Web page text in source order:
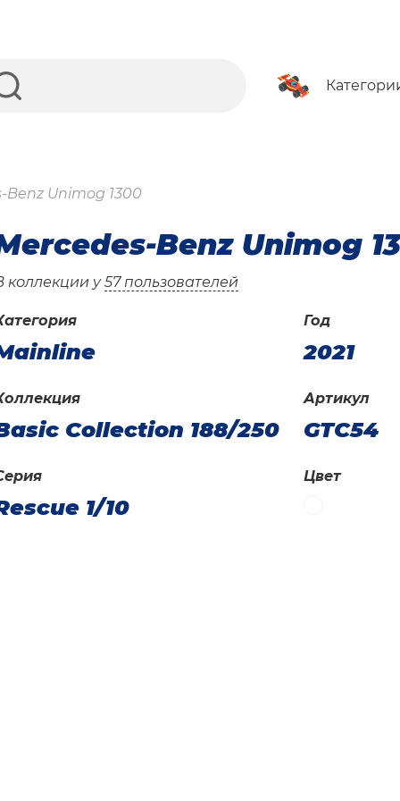
Benz Unimog 1300
Benz Unimog
коллекции у57 пользователей
Год
2021
Collection 188/250
Артикул
GTC54
1/10
Цвет